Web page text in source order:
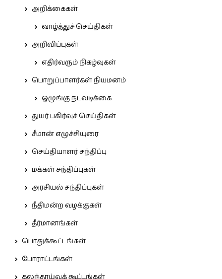
அறிக்கைகள்
வாழ்த்துச் செய்திகள்
அறிவிப்புகள்
எதிர்வரும் நிகழ்வுகள்
பொறுப்பாளர்கள் நியமனம்
ஒழுங்கு நடவடிக்கை
துயர் பகிர்வுச் செய்திகள்
சீமான் எழுச்சியுரை
செய்தியாளர் சந்திப்பு
மக்கள் சந்திப்புகள்
அரசியல் சந்திப்புகள்
நீதிமன்ற வழக்குகள்
தீர்மானங்கள்
பொதுக்கூட்டங்கள்
போராட்டங்கள்